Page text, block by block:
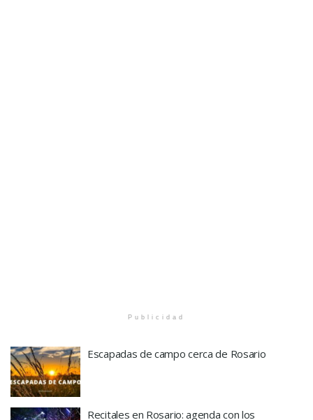
Publicidad
Escapadas de campo cerca de Rosario
Recitales en Rosario: agenda con los